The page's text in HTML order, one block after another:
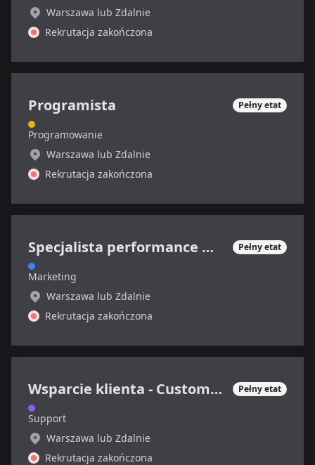
Warszawa lub Zdalnie
Rekrutacja zakończona
Programista Pełny etat
Programowanie
Warszawa lub Zdalnie
Rekrutacja zakończona
Specjalista performance marketing (sektor SaaS) Pełny etat
Marketing
Warszawa lub Zdalnie
Rekrutacja zakończona
Wsparcie klienta - Customer Support Specialist Pełny etat
Support
Warszawa lub Zdalnie
Rekrutacja zakończona